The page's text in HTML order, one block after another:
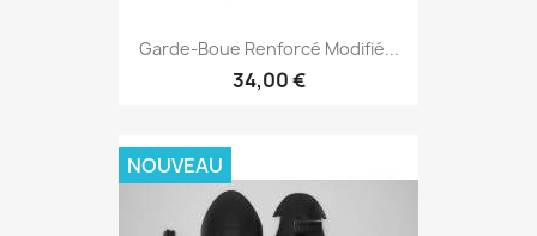
Garde-Boue Renforcé Modifié...
34,00 €
NOUVEAU